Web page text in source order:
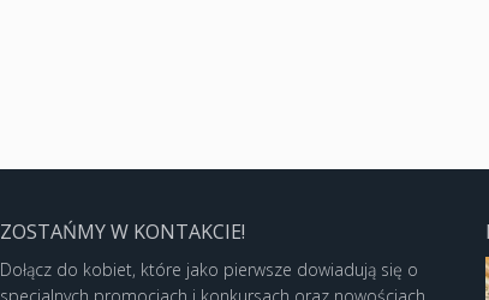
ZOSTAŃMY W KONTAKCIE!
Dołącz do kobiet, które jako pierwsze dowiadują się o